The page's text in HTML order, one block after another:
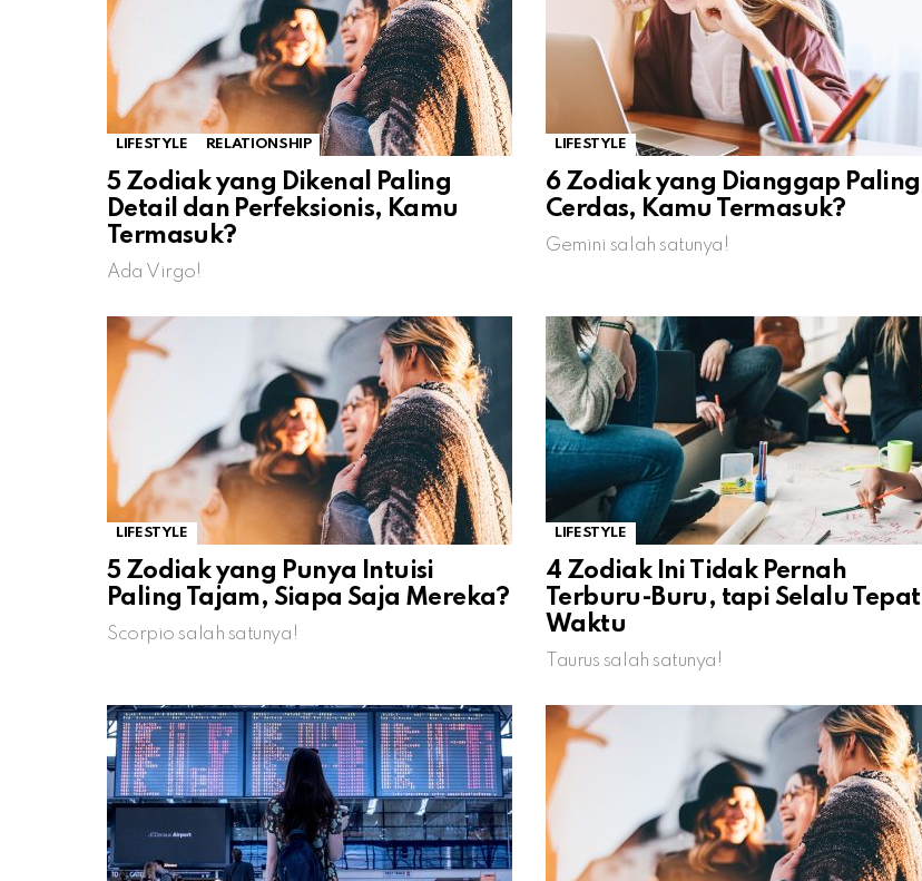
LIFESTYLE RELATIONSHIP
5 Zodiak yang Dikenal Paling
Detail dan Perfeksionis, Kamu
Termasuk?
Ada Virgo!
LIFESTYLE
6 Zodiak yang Dianggap Paling
Cerdas, Kamu Termasuk?
Gemini salah satunya!
LIFESTYLE
5 Zodiak yang Punya Intuisi
Paling Tajam, Siapa Saja Mereka?
Scorpio salah satunya!
LIFESTYLE
4 Zodiak Ini Tidak Pernah
Terburu-Buru, tapi Selalu Tepat
Waktu
Taurus salah satunya!